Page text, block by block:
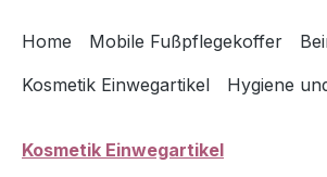
Home Mobile Fußpflegekoffer
Kosmetik Einwegartikel
Hygiene
Kosmetik Einwegartikel